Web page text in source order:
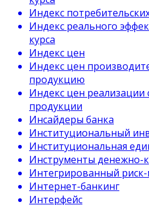
Индекс
Индекс реального
курса
Индекс цен
Индекс цен
продукцию
Индекс цен реализации
продукции
Инсайдеры банка
Институциональный
Институциональная
Инструменты денежно-
Интегрированный
Интернет-банкинг
Интерфейс